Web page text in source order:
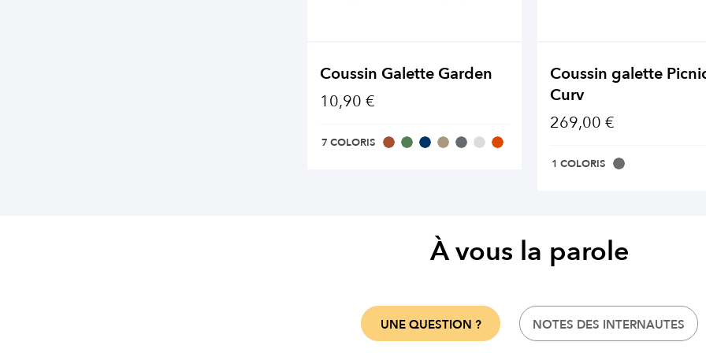
Coussin Galette Garden
10,90 €
7 COLORIS
Coussin galette
Curv
269,00 €
1 COLORIS
À vous la parole
UNE QUESTION ? NOTES DES INTERNAUTES